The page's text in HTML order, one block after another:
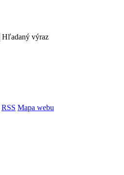
Hľadaný výraz
RSS Mapa webu